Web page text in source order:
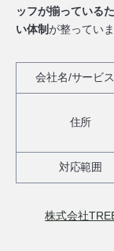
ッフが揃っている
い体制が整っていま
会社名/サービ
住所
対応範囲
株式会社